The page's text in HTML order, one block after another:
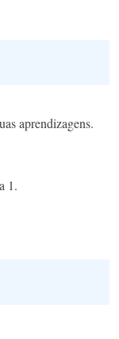
aprendizagens.
1.